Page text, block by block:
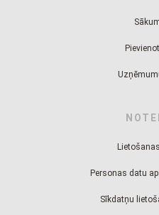
Personas datu
Sīkdatņu